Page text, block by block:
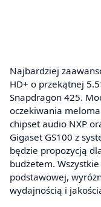
Najbardziej
HD+ o przekątnej
Snapdragon 425.
oczekiwania
chipset audio NXP
Gigaset GS100 z
będzie propozycją
budżetem.
podstawowej,
wydajnością i